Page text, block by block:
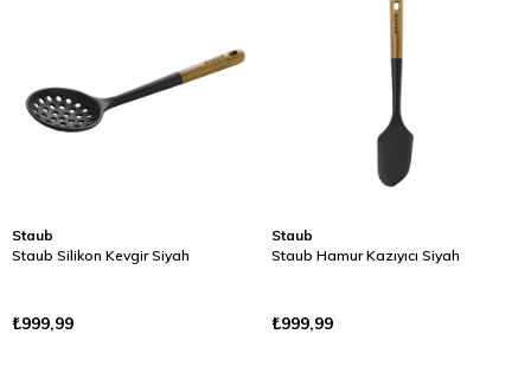
Staub
Staub Silikon Kevgir Siyah
₺999,99
Staub
Staub Hamur Kazıyıcı Siyah
₺999,99